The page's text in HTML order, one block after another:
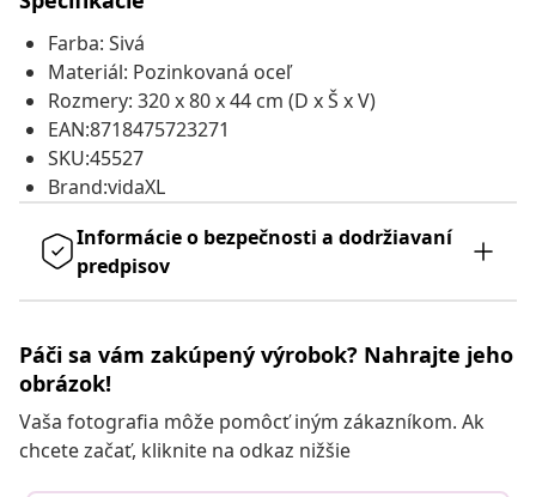
Farba: Sivá
Materiál: Pozinkovaná oceľ
Rozmery: 320 x 80 x 44 cm (D x Š x V)
EAN:8718475723271
SKU:45527
Brand:vidaXL
Informácie o bezpečnosti a dodržiavaní
predpisov
Páči sa vám zakúpený výrobok? Nahrajte jeho
obrázok!
Vaša fotografia môže pomôcť iným zákazníkom. Ak
chcete začať, kliknite na odkaz nižšie